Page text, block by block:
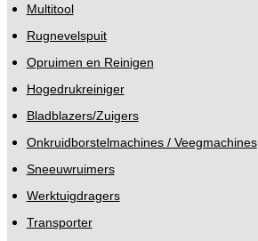
Multitool
Rugnevelspuit
Opruimen en Reinigen
Hogedrukreiniger
Bladblazers/Zuigers
Onkruidborstelmachines / Veegmachines
Sneeuwruimers
Werktuigdragers
Transporter